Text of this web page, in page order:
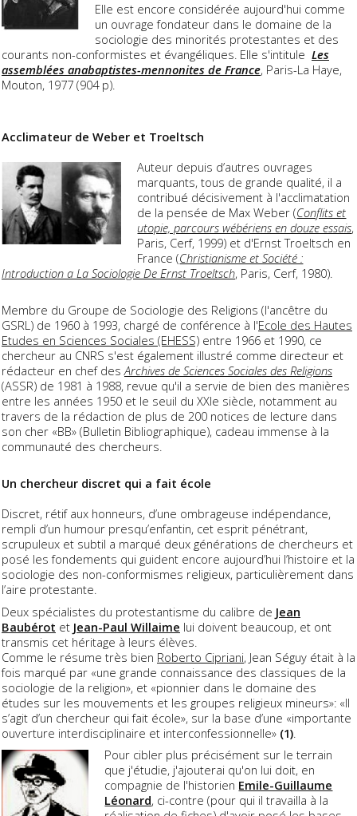
Elle est encore considérée aujourd'hui comme
un ouvrage fondateur dans le domaine de la
sociologie des minorités protestantes et des
courants non-conformistes et évangéliques. Elle s'intitule Les
assemblées anabaptistes-mennonites de France, Paris-La Haye,
Mouton, 1977 (904 p).
Acclimateur de Weber et Troeltsch
Auteur depuis d’autres ouvrages
marquants, tous de grande qualité, il a
contribué décisivement à l'acclimatation
de la pensée de Max Weber (Conflits et
utopie, parcours wébériens en douze essais,
Paris, Cerf, 1999) et d'Ernst Troeltsch en
France (Christianisme et Société :
Introduction a La Sociologie De Ernst Troeltsch, Paris, Cerf, 1980).
Membre du Groupe de Sociologie des Religions (l'ancêtre du
GSRL) de 1960 à 1993, chargé de conférence à l'Ecole des Hautes
Etudes en Sciences Sociales (EHESS) entre 1966 et 1990, ce
chercheur au CNRS s'est également illustré comme directeur et
rédacteur en chef desArchives de Sciences Sociales des Religions
(ASSR) de 1981 à 1988, revue qu'il a servie de bien des manières
entre les années 1950 et le seuil du XXIe siècle, notamment au
travers de la rédaction de plus de 200 notices de lecture dans
son cher «BB» (Bulletin Bibliographique), cadeau immense à la
communauté des chercheurs.
Un chercheur discret qui a fait école
Discret, rétif aux honneurs, d’une ombrageuse indépendance,
rempli d’un humour presqu’enfantin, cet esprit pénétrant,
scrupuleux et subtil a marqué deux générations de chercheurs et
posé les fondements qui guident encore aujourd’hui l’histoire et la
sociologie des non-conformismes religieux, particulièrement dans
l’aire protestante.
Deux spécialistes du protestantisme du calibre de Jean
Baubérot et Jean-Paul Willaime lui doivent beaucoup, et ont
transmis cet héritage à leurs élèves.
Comme le résume très bien Roberto Cipriani, Jean Séguy était à la
fois marqué par «une grande connaissance des classiques de la
sociologie de la religion», et «pionnier dans le domaine des
études sur les mouvements et les groupes religieux mineurs»: «Il
s’agit d’un chercheur qui fait école», sur la base d’une «importante
ouverture interdisciplinaire et interconfessionnelle» (1)
Pour cibler plus précisément sur le terrain
que j'étudie, j'ajouterai qu'on lui doit, en
compagnie de l'historien Emile-Guillaume
Léonard, ci-contre (pour qui il travailla à la